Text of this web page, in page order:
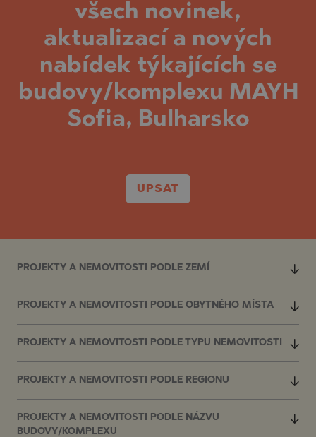
všech novinek,
aktualizací a nových
nabídek týkajících se
budovy/komplexu MAYH
Sofia, Bulharsko
UPSAT
PROJEKTY A NEMOVITOSTI PODLE ZEMÍ
PROJEKTY A NEMOVITOSTI PODLE OBYTNÉHO MÍSTA
PROJEKTY A NEMOVITOSTI PODLE TYPU NEMOVITOSTI
PROJEKTY A NEMOVITOSTI PODLE REGIONU
PROJEKTY A NEMOVITOSTI PODLE NÁZVU
BUDOVY/KOMPLEXU